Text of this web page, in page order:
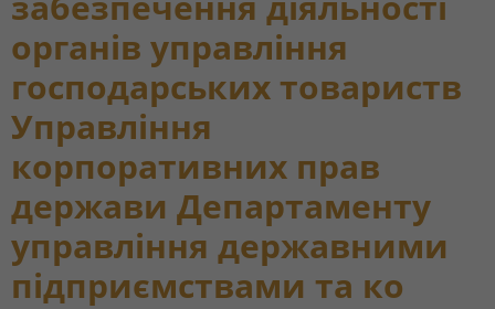
органів управління
господарських товариств
Управління
корпоративних прав
держави Департаменту
управління державними
підприємствами та ко